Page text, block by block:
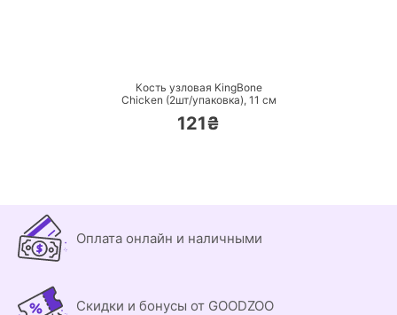
Кость узловая KingBone
Chicken (2шт/упаковка), 11 см
121₴
Оплата онлайн и наличными
Скидки и бонусы от GOODZOO